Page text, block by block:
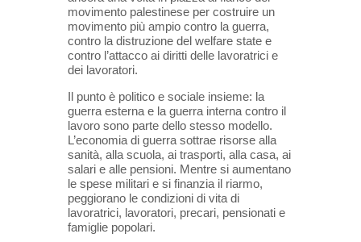
movimento palestinese per costruire un
movimento più ampio contro la guerra,
contro la distruzione del welfare state e
contro l’attacco ai diritti delle lavoratrici e
dei lavoratori.
Il punto è politico e sociale insieme: la
guerra esterna e la guerra interna contro il
lavoro sono parte dello stesso modello.
L’economia di guerra sottrae risorse alla
sanità, alla scuola, ai trasporti, alla casa, ai
salari e alle pensioni. Mentre si aumentano
le spese militari e si finanzia il riarmo,
peggiorano le condizioni di vita di
lavoratrici, lavoratori, precari, pensionati e
famiglie popolari.